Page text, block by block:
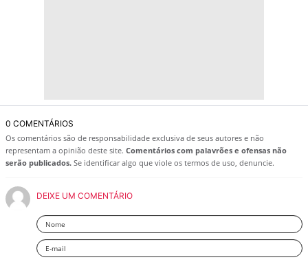
0 COMENTÁRIOS
Os comentários são de responsabilidade exclusiva de seus autores e não
representam a opinião deste site. Comentários com palavrões e ofensas não
serão publicados. Se identificar algo que viole os termos de uso, denuncie.
DEIXE UM COMENTÁRIO
Nome
Email